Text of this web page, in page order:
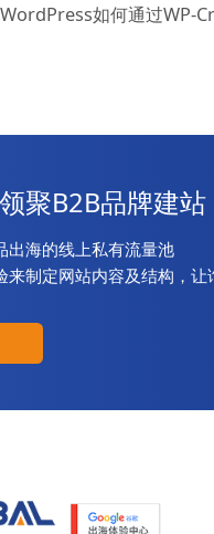
WordPress如何通过WP-
聚B2B品牌建站
出海的线上私有流量池
来制定网站内容及结构，